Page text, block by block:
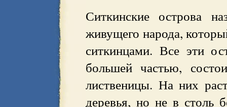
Ситкинские острова
живущего народа,
ситкинцами. Все эти
большей частью,
лиственицы. На них
деревья, но не в столь